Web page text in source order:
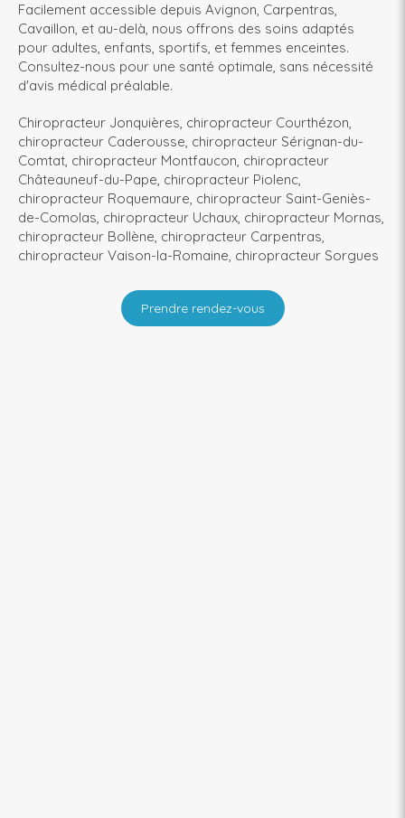
Facilement accessible depuis Avignon, Carpentras,
Cavaillon, et au-delà, nous offrons des soins adaptés
pour adultes, enfants, sportifs, et femmes enceintes.
Consultez-nous pour une santé optimale, sans nécessité
d'avis médical préalable.
Chiropracteur Jonquières, chiropracteur Courthézon,
chiropracteur Caderousse, chiropracteur Sérignan-du-
Comtat, chiropracteur Montfaucon, chiropracteur
Châteauneuf-du-Pape, chiropracteur Piolenc,
chiropracteur Roquemaure, chiropracteur Saint-Geniès-
de-Comolas, chiropracteur Uchaux, chiropracteur Mornas,
chiropracteur Bollène, chiropracteur Carpentras,
chiropracteur Vaison-la-Romaine, chiropracteur Sorgues
Prendre rendez-vous